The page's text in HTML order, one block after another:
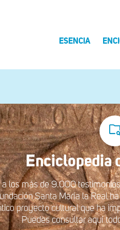
ESENCIA
Enciclopedia
a los más de 9.000
Santa María la Real
proyecto cultural que ha
Puedes consultar aquí